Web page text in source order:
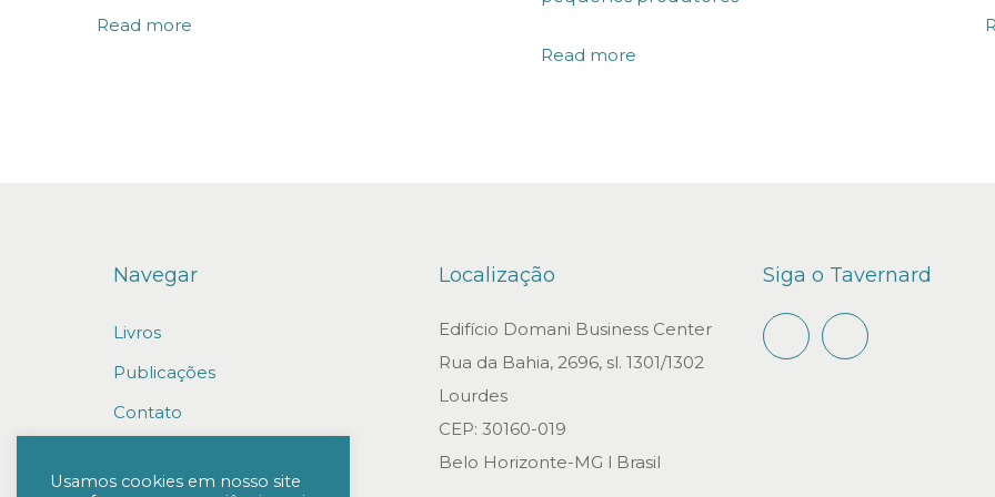
d
e
Read more
Read more
Navegar
Livros
Publicações
Contato
Localização
Edifício Domani Business Center
Rua da Bahia, 2696, sl. 1301/1302
Lourdes
CEP: 30160-019
Belo Horizonte-MG l Brasil
Siga o Tavernard
Usamos cookies em nosso site